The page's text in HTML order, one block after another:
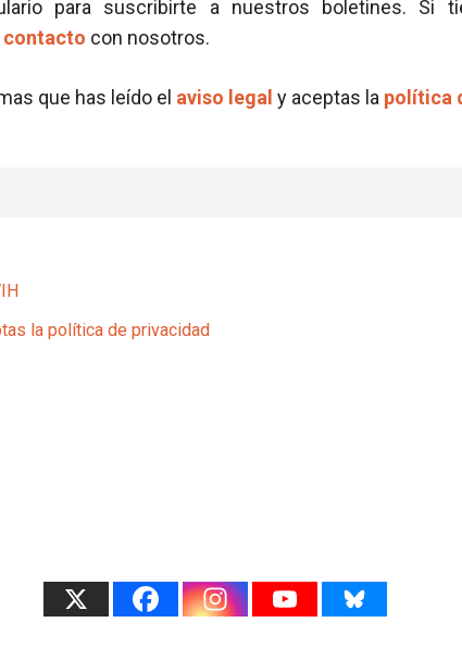
para suscribirte a nuestros boletines. Si
contacto con nosotros.
que has leído el aviso legal y aceptas la política
la política de privacidad